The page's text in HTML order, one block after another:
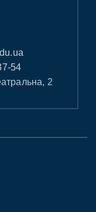
54
2